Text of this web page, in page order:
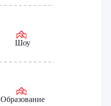
Шоу
Образование